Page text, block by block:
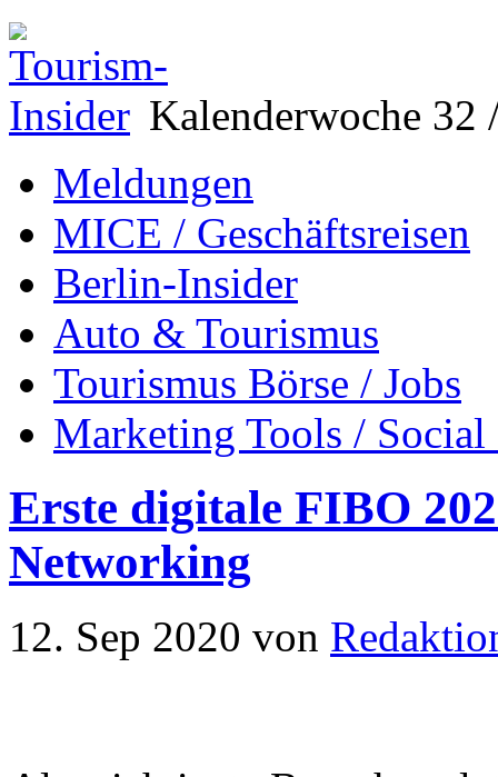
Kalenderwoche 32
Meldungen
MICE / Geschäftsreisen
Berlin-Insider
Auto & Tourismus
Tourismus Börse / Jobs
Marketing Tools /
Erste digitale FIBO
Networking
12. Sep 2020 von